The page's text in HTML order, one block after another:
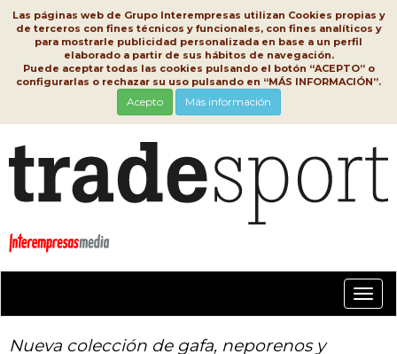
Las páginas web de Grupo Interempresas utilizan Cookies propias y
de terceros con fines técnicos y funcionales, con fines analíticos y
para mostrarle publicidad personalizada en base a un perfil
elaborado a partir de sus hábitos de navegación.
Puede aceptar todas las cookies pulsando el botón “ACEPTO” o
configurarlas o rechazar su uso pulsando en “MÁS INFORMACIÓN”.
Acepto Más información
Nueva colección de gafa, neporenos y